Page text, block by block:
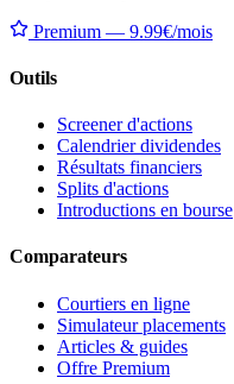
Premium — 9.99€/mois
Outils
Screener d'actions
Calendrier dividendes
Résultats financiers
Splits d'actions
Introductions en bourse
Comparateurs
Courtiers en ligne
Simulateur placements
Articles & guides
Offre Premium